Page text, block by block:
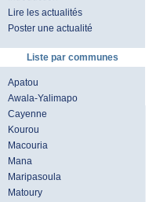
Lire les actualités
Poster une actualité
Liste par communes
Apatou
Awala-Yalimapo
Cayenne
Kourou
Macouria
Mana
Maripasoula
Matoury